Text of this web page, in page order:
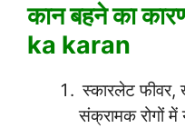
कान बहने का
ka karan
स्कारलेट फीवर,
संक्रामक रोगों